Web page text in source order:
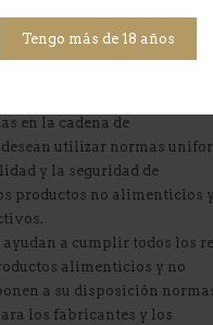
Tengo más de 18 años
a la
en la cadena de
utilizar normas
y la seguridad de
productos no alimenticios
ayudan a cumplir todos los
alimenticios y no
a su disposición
los fabricantes y los